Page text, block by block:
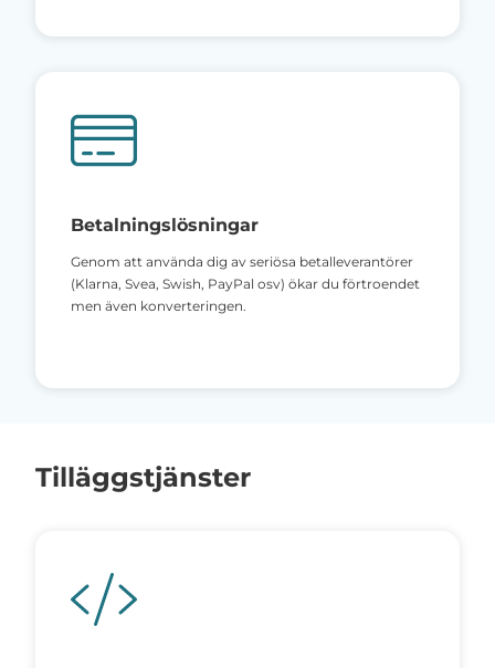
Betalningslösningar
Genom att använda dig av seriösa betalleverantörer
(Klarna, Svea, Swish, PayPal osv) ökar du förtroendet
men även konverteringen.
Tilläggstjänster